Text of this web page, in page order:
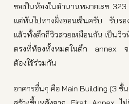
ขอเป็นห้องในตำนานหมายเลข
แต่หันไปทางฝั่งออนเซ็นครับ รับร
แล้วทั้งตึกก็วิวสวยเหมือนกัน เป็นวิ
ตรงที่ห้องทั้งหมดในตึก annex จ
ต้องใช้ร่วมกัน
อาคารอื่นๆ คือ Main Building (3 ชั้